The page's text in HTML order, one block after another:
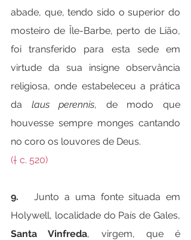
abade, que, tendo sido o superior do
mosteiro de Île-Barbe, perto de Lião,
foi transferido para esta sede em
virtude da sua insigne observância
religiosa, onde estabeleceu a prática
da laus perennis, de modo que
houvesse sempre monges cantando
no coro os louvores de Deus.
(† c. 520)
9. Junto a uma fonte situada em
Santa Vinfreda, virgem, que é